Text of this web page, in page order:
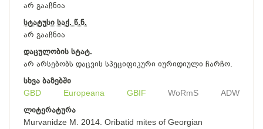
არ გააჩნია
სტატუსი საქ. წ.ნ.
არ გააჩნია
დაცულობის სტატ.
არ არსებობს დაცვის სპეციფიკური იურიდიული ჩარჩო.
სხვა ბაზებში
GBD
Europeana GBIF WoRmS
ADW
ლიტერატურა
Murvanidze M. 2014. Oribatid mites of Georgian